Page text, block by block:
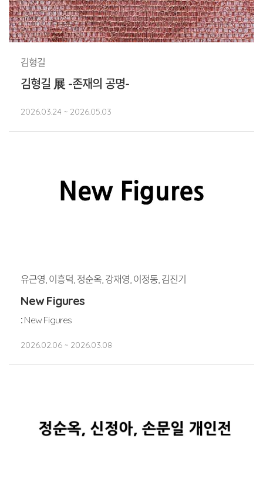
김형길
김형길 展 -존재의 공명-
2026.03.24 ~ 2026.05.03
유근영, 이흥덕, 정순옥, 강재영, 이정동, 김진기
New Figures
: New Figures
2026.02.06 ~ 2026.03.08